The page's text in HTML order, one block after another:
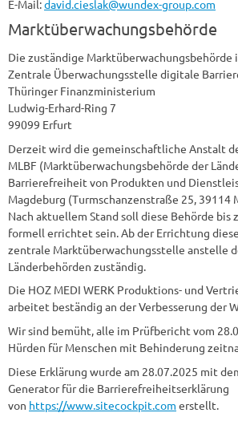
E-Mail:david.cieslak@wundex-group.com
Marktüberwachungsbehörde
Die zuständige Marktüberwachungsbehörde
Zentrale Überwachungsstelle digitale
Thüringer Finanzministerium
Ludwig-Erhard-Ring 7
99099 Erfurt
Derzeit wird die gemeinschaftliche Anstalt
MLBF (Marktüberwachungsbehörde der
Barrierefreiheit von Produkten und
Magdeburg (Turmschanzenstraße 25,
Nach aktuellem Stand soll diese Behörde bis
formell errichtet sein. Ab der Errichtung
zentrale Marktüberwachungsstelle anstelle
Länderbehörden zuständig.
Die HOZ MEDI WERK Produktions- und
arbeitet beständig an der Verbesserung der
Wir sind bemüht, alle im Prüfbericht vom
Hürden für Menschen mit Behinderung
Diese Erklärung wurde am 28.07.2025 mit
Generator für die Barrierefreiheitserklärung
von https://www.sitecockpit.com erstellt.